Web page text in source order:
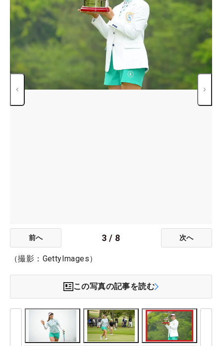
前へ 3 / 8 次へ
（撮影：GettyImages）
この写真の記事を読む